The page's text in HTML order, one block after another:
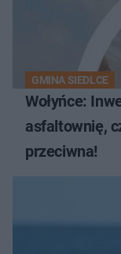
GMINA SIEDLCE
Wołyńce:
asfaltownię,
przeciwna!